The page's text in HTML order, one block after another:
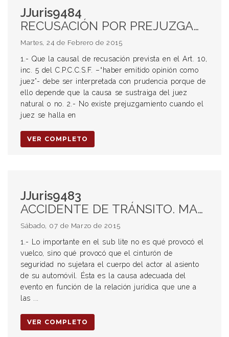
JJuris9484
RECUSACIÓN POR PREJUZGAMIENTO. ART. 10 INC. 5 CPCCSF. IMPARCIALIDAD DEL JUZGADOR. OPINIÓN SOBRE LA CUESTIÓN DE FONDO. DEBER DE JUZGAR. ADELANTAMIENTO DE LA SENTENCIA. CUESTIÓN INCIDENTAL O PROVISORIA.
Martes, 24 de Febrero de 2015
1.- Que la causal de recusación prevista en el Art. 10,
inc. 5 del C.P.C.C.S.F. –“haber emitido opinión como
juez”- debe ser interpretada con prudencia porque de
ello depende que la causa se sustraiga del juez
natural o no. 2.- No existe prejuzgamiento cuando el
juez se halla en
VER COMPLETO
JJuris9483
ACCIDENTE DE TRÁNSITO. MAL FUNCIONAMIENTO DEL CINTURÓN DE SEGURIDAD. VICIO EN EL AUTOMÓVIL. RESPONSABILIDAD DE LA EMPRESA VENDEDORA E IMPORTADORA. ART. 40 LEY 24240. EXCESO DE VELOCIDAD: ¿EXIMENTE DE RESPONSABILIDAD?. DERECHO A INFORMACIÓN ADECUADA Y VERÁZ. MANUAL DE EMPLEO. SERVICIOS REALIZADOS EN LA RED DE CONCESIONARIOS. DAÑO ESTÉTICO COMO SUB-RUBRO DEL DAÑO MORAL.
Sábado, 07 de Marzo de 2015
1.- Lo importante en el sub lite no es qué provocó el
vuelco, sino qué provocó que el cinturón de
seguridad no sujetara el cuerpo del actor al asiento
de su automóvil. Ésta es la causa adecuada del
evento en función de la relación jurídica que une a
las ...
VER COMPLETO